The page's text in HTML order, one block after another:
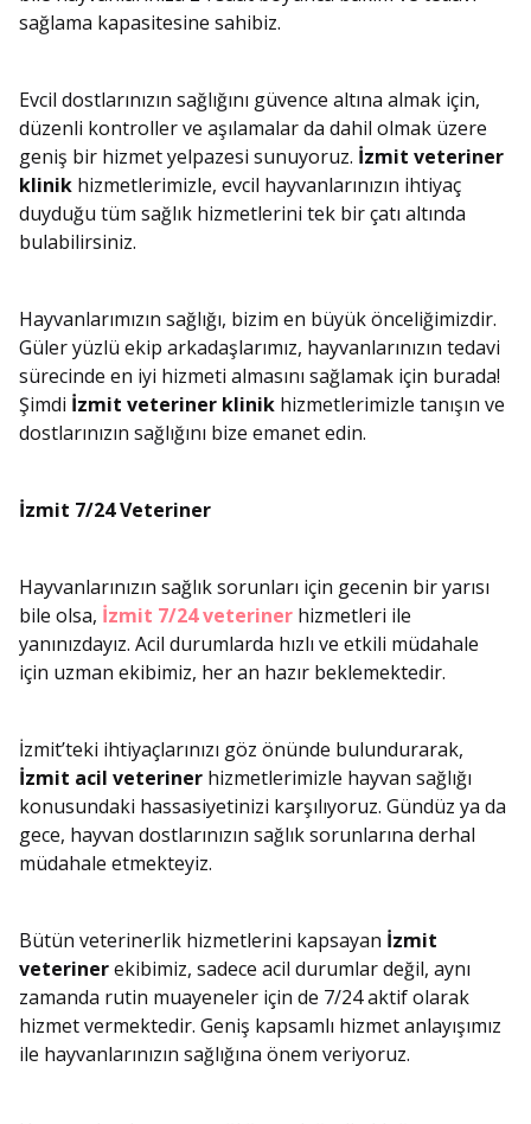
sağlama kapasitesine sahibiz.
Evcil dostlarınızın sağlığını güvence altına almak için,
düzenli kontroller ve aşılamalar da dahil olmak üzere
geniş bir hizmet yelpazesi sunuyoruz. İzmit veteriner
klinik hizmetlerimizle, evcil hayvanlarınızın ihtiyaç
duyduğu tüm sağlık hizmetlerini tek bir çatı altında
bulabilirsiniz.
Hayvanlarımızın sağlığı, bizim en büyük önceliğimizdir.
Güler yüzlü ekip arkadaşlarımız, hayvanlarınızın tedavi
sürecinde en iyi hizmeti almasını sağlamak için burada!
Şimdi İzmit veteriner klinik hizmetlerimizle tanışın ve
dostlarınızın sağlığını bize emanet edin.
İzmit 7/24 Veteriner
Hayvanlarınızın sağlık sorunları için gecenin bir yarısı
bile olsa, İzmit 7/24 veteriner hizmetleri ile
yanınızdayız. Acil durumlarda hızlı ve etkili müdahale
için uzman ekibimiz, her an hazır beklemektedir.
İzmit’teki ihtiyaçlarınızı göz önünde bulundurarak,
İzmit acil veteriner hizmetlerimizle hayvan sağlığı
konusundaki hassasiyetinizi karşılıyoruz. Gündüz ya da
gece, hayvan dostlarınızın sağlık sorunlarına derhal
müdahale etmekteyiz.
Bütün veterinerlik hizmetlerini kapsayan İzmit
veterinerekibimiz, sadece acil durumlar değil, aynı
zamanda rutin muayeneler için de 7/24 aktif olarak
hizmet vermektedir. Geniş kapsamlı hizmet anlayışımız
ile hayvanlarınızın sağlığına önem veriyoruz.